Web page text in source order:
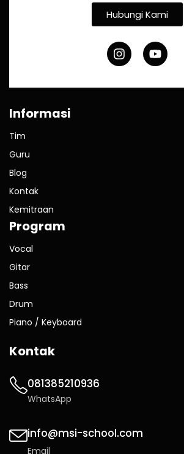
Hubungi Kami
Informasi
Tim
Guru
Blog
Kontak
Kemitraan
Program
Vocal
Gitar
Bass
Drum
Piano / Keyboard
Kontak
081385210936
WhatsApp
info@msi-school.com
Email